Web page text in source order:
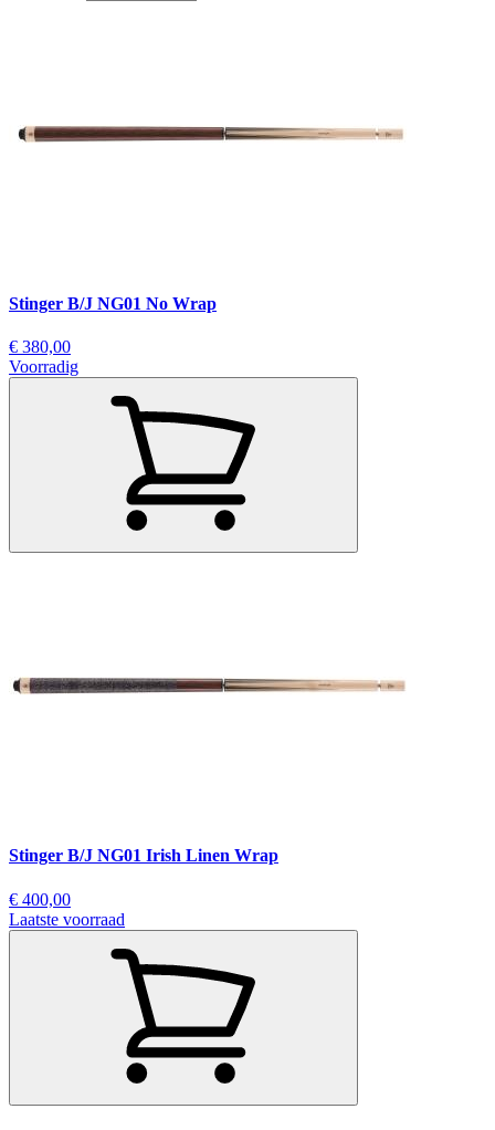
Stinger B/J NG01 No Wrap
€ 380,00
Voorradig
Stinger B/J NG01 Irish Linen Wrap
€ 400,00
Laatste voorraad